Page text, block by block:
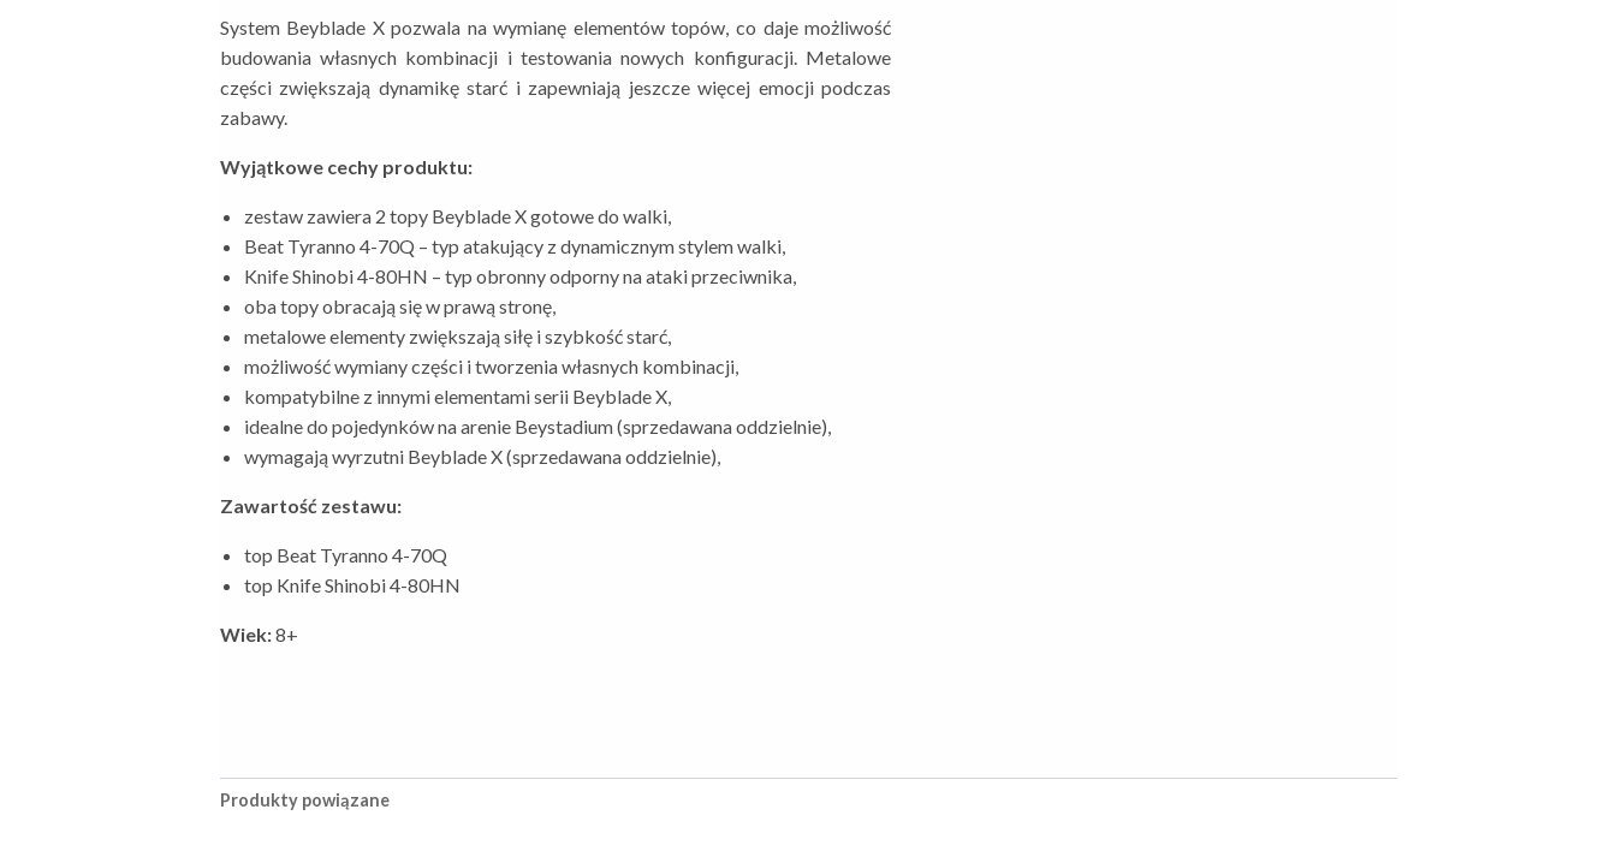
System Beyblade X pozwala na wymianę elementów topów, co daje możliwość
budowania własnych kombinacji i testowania nowych konfiguracji. Metalowe
części zwiększają dynamikę starć i zapewniają jeszcze więcej emocji podczas
zabawy.
Wyjątkowe cechy produktu:
zestaw zawiera 2 topy Beyblade X gotowe do walki,
Beat Tyranno 4-70Q – typ atakujący z dynamicznym stylem walki,
Knife Shinobi 4-80HN – typ obronny odporny na ataki przeciwnika,
oba topy obracają się w prawą stronę,
metalowe elementy zwiększają siłę i szybkość starć,
możliwość wymiany części i tworzenia własnych kombinacji,
kompatybilne z innymi elementami serii Beyblade X,
idealne do pojedynków na arenie Beystadium (sprzedawana oddzielnie),
wymagają wyrzutni Beyblade X (sprzedawana oddzielnie),
Zawartość zestawu:
top Beat Tyranno 4-70Q
top Knife Shinobi 4-80HN
Wiek:8+
Produkty powiązane